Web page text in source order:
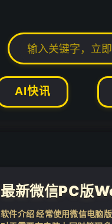
AI快讯
最新微信PC版
软件介绍 经常使用微信电脑